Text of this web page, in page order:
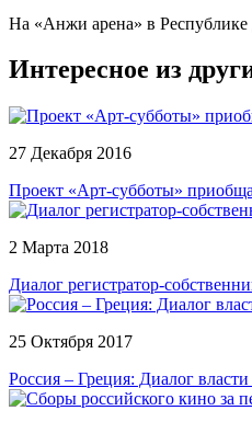
На «Анжи арена» в
Интересное из
27 Декабря 2016
Проект «Арт-субботы»
2 Марта 2018
Диалог регистратор-
25 Октября 2017
Россия – Греция: Диалог власти